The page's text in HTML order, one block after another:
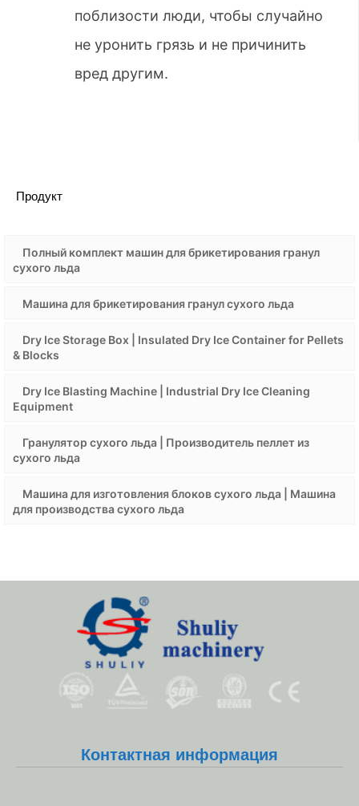
поблизости люди, чтобы случайно
не уронить грязь и не причинить
вред другим.
Продукт
Полный комплект машин для брикетирования гранул
сухого льда
Машина для брикетирования гранул сухого льда
Dry Ice Storage Box | Insulated Dry Ice Container for Pellets
& Blocks
Dry Ice Blasting Machine | Industrial Dry Ice Cleaning
Equipment
Гранулятор сухого льда | Производитель пеллет из
сухого льда
Машина для изготовления блоков сухого льда | Машина
для производства сухого льда
Контактная информация
Email